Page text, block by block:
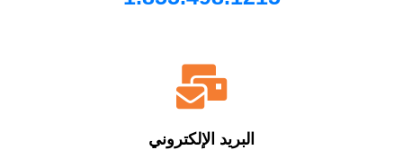
البريد الإلكتروني